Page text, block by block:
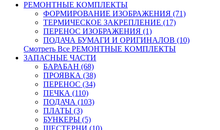
РЕМОНТНЫЕ КОМПЛЕКТЫ
ФОРМИРОВАНИЕ ИЗОБРАЖЕНИЯ (71)
ТЕРМИЧЕСКОЕ ЗАКРЕПЛЕНИЕ (17)
ПЕРЕНОС ИЗОБРАЖЕНИЯ (1)
ПОДАЧА БУМАГИ И ОРИГИНАЛОВ (10)
Смотреть Все РЕМОНТНЫЕ КОМПЛЕКТЫ
ЗАПАСНЫЕ ЧАСТИ
БАРАБАН (68)
ПРОЯВКА (38)
ПЕРЕНОС (34)
ПЕЧКА (110)
ПОДАЧА (103)
ПЛАТЫ (3)
БУНКЕРЫ (5)
ШЕСТЕРНИ (10)